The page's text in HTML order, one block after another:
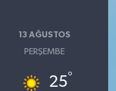
13 AĞUSTOS
PERŞEMBE
25°